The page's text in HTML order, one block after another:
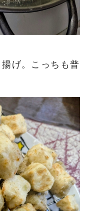
げ。こっちも普